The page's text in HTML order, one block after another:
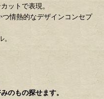
ットで表現。
情熱的なデザインコンセプ
のもの探せます。